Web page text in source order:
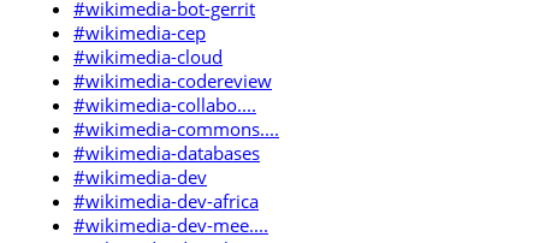
#wikimedia-bot-gerrit
#wikimedia-cep
#wikimedia-cloud
#wikimedia-codereview
#wikimedia-collabo....
#wikimedia-commons....
#wikimedia-databases
#wikimedia-dev
#wikimedia-dev-africa
#wikimedia-dev-mee....